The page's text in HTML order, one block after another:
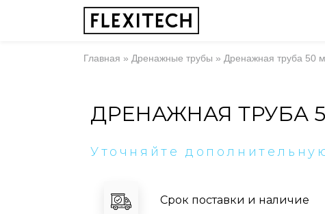
Главная » Дренажные трубы » Дренажная труба 50
ДРЕНАЖНАЯ ТРУБА
Уточняйте
Срок поставки и наличие